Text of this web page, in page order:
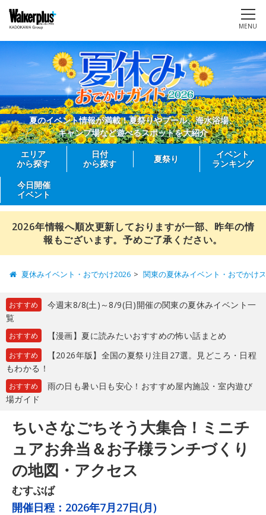
MENU
夏のイベント情報が満載！夏祭りやプール、海水浴場、
キャンプ場など遊べるスポットを大紹介
エリア
から探す
日付
から探す
夏祭り
イベント
ランキング
今日開催
イベント
2026年情報へ順次更新しておりますが一部、昨年の情
報もございます。予めご了承ください。
夏休みイベント・おでかけ2026 関東の夏休みイベント・おでかけ
おすすめ
今週末8/8(土)～8/9(日)開催の関東の夏休みイベント一
覧
おすすめ 【漫画】夏に読みたいおすすめの怖い話まとめ
おすすめ
【2026年版】全国の夏祭り注目27選。見どころ・日程
もわかる！
おすすめ
雨の日も暑い日も安心！おすすめ屋内施設・室内遊び
場ガイド
ちいさなごちそう大集合！ミニチ
ュアお弁当＆お子様ランチづくり
の地図・アクセス
むすぶば
開催日程： 2026年7月27日(月)